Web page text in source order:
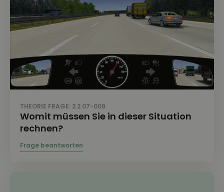
THEORIE FRAGE: 2.2.07-009
Womit müssen Sie in dieser Situation
rechnen?